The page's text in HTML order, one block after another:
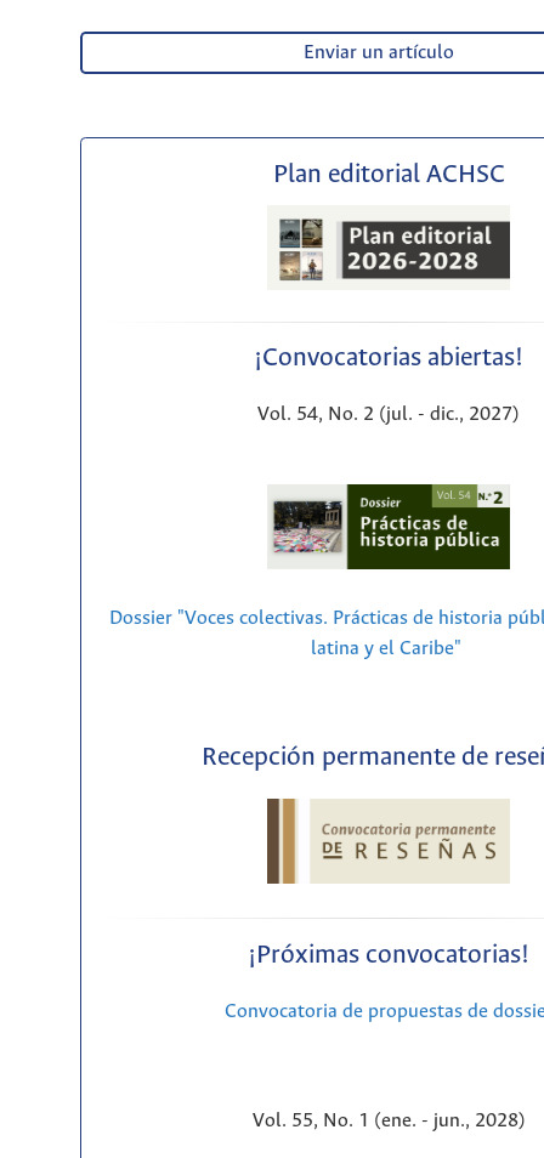
Enviar un artículo
Plan editorial ACHSC
¡Convocatorias abiertas!
Vol. 54, No. 2 (jul. - dic., 2027)
Dossier "Voces colectivas. Prácticas de historia
latina y el Caribe"
Recepción permanente de
¡Próximas convocatorias!
Convocatoria de propuestas de
Vol. 55, No. 1 (ene. - jun., 2028)